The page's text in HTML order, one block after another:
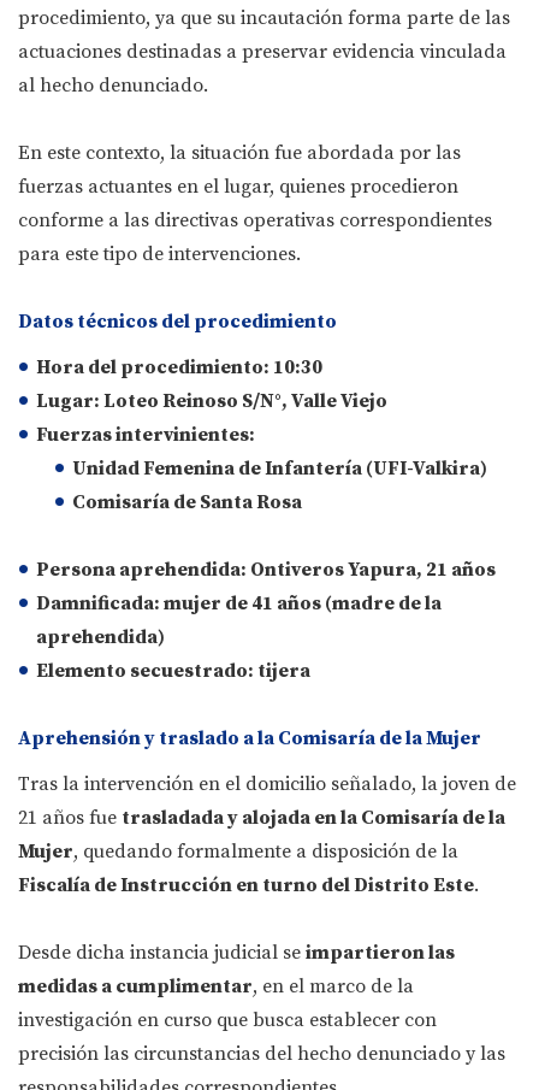
procedimiento, ya que su incautación forma parte de las
actuaciones destinadas a preservar evidencia vinculada
al hecho denunciado.
En este contexto, la situación fue abordada por las
fuerzas actuantes en el lugar, quienes procedieron
conforme a las directivas operativas correspondientes
para este tipo de intervenciones.
Datos técnicos del procedimiento
Hora del procedimiento: 10:30
Lugar: Loteo Reinoso S/N°, Valle Viejo
Fuerzas intervinientes:
Unidad Femenina de Infantería (UFI-Valkira)
Comisaría de Santa Rosa
Persona aprehendida: Ontiveros Yapura, 21 años
Damnificada: mujer de 41 años (madre de la
aprehendida)
Elemento secuestrado: tijera
Aprehensión y traslado a la Comisaría de la Mujer
Tras la intervención en el domicilio señalado, la joven de
21 años fue trasladada y alojada en la Comisaría de la
Mujer, quedando formalmente a disposición de la
Fiscalía de Instrucción en turno del Distrito Este.
Desde dicha instancia judicial se impartieron las
medidas a cumplimentar, en el marco de la
investigación en curso que busca establecer con
precisión las circunstancias del hecho denunciado y las